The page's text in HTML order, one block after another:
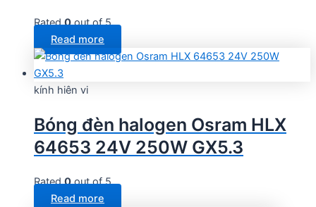
Rated0out of 5
Read more
kính hiên vi
Bóng đèn halogen Osram HLX
64653 24V 250W GX5.3
Rated0out of 5
Read more